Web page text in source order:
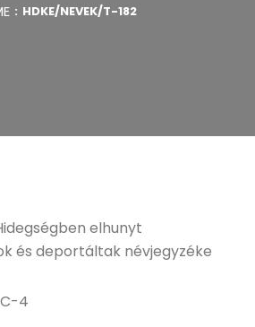
HDKE/NEVEK/T-182
elhunyt
és deportáltak névjegyzéke
4